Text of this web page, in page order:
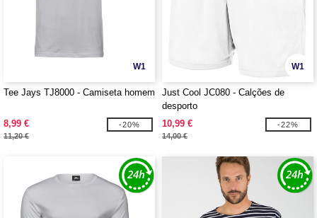
W1
Tee Jays TJ8000 - Camiseta homem
8,99 €
11,20 €
-20%
W1
Just Cool JC080 - Calções de
desporto
10,99 €
14,00 €
-22%